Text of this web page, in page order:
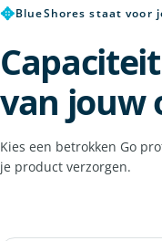
✥BlueShores staat voor
van jouw
Kies een betrokken Go
je product verzorgen.